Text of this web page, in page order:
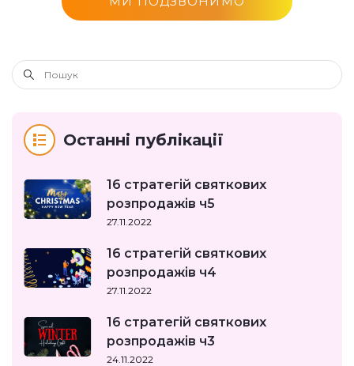
Останні публікації
16 стратегій святкових
розпродажів ч5
27.11.2022
16 стратегій святкових
розпродажів ч4
27.11.2022
16 стратегій святкових
розпродажів ч3
24.11.2022